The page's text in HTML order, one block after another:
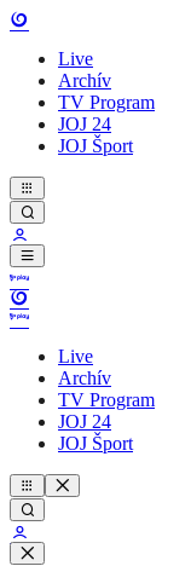
Live
Archív
TV Program
JOJ 24
JOJ Šport
Live
Archív
TV Program
JOJ 24
JOJ Šport